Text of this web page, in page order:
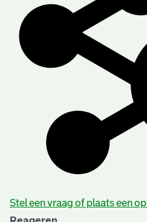
Stel een vraag of plaats een